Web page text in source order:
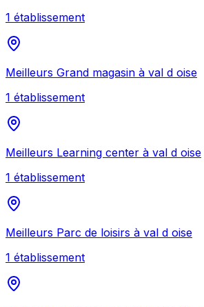
1 établissement
Meilleurs Grand magasin à val d oise
1 établissement
Meilleurs Learning center à val d oise
1 établissement
Meilleurs Parc de loisirs à val d oise
1 établissement